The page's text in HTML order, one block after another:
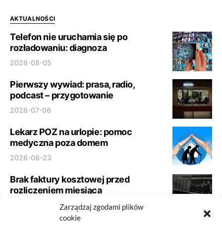
Zarządzaj zgodami plików
cookie
AKTUALNOŚCI
Telefon nie uruchamia się po
rozładowaniu: diagnoza
2026-08-05
Pierwszy wywiad: prasa, radio,
podcast – przygotowanie
2026-07-06
Lekarz POZ na urlopie: pomoc
medyczna poza domem
2026-06-23
Brak faktury kosztowej przed
rozliczeniem miesiąca